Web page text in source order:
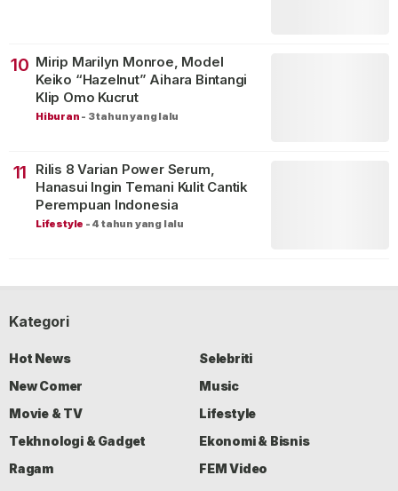
10 Mirip Marilyn Monroe, Model
Keiko “Hazelnut” Aihara Bintangi
Klip Omo Kucrut
Hiburan - 3 tahun yang lalu
11
Rilis 8 Varian Power Serum,
Hanasui Ingin Temani Kulit Cantik
Perempuan Indonesia
Lifestyle - 4 tahun yang lalu
Kategori
Hot News
Selebriti
New Comer
Music
Movie & TV
Lifestyle
Tekhnologi & Gadget
Ekonomi & Bisnis
Ragam
FEM Video